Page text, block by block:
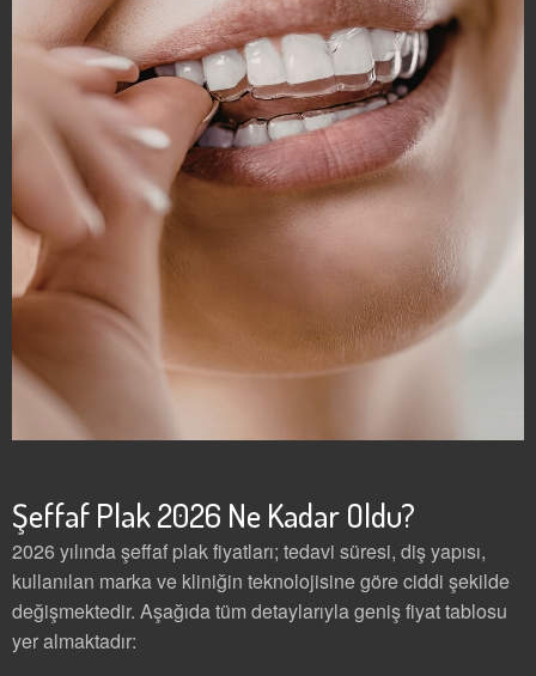
Şeffaf Plak 2026 Ne Kadar Oldu?
2026 yılında şeffaf plak fiyatları; tedavi süresi, diş yapısı,
kullanılan marka ve kliniğin teknolojisine göre ciddi şekilde
değişmektedir. Aşağıda tüm detaylarıyla geniş fiyat tablosu
yer almaktadır: